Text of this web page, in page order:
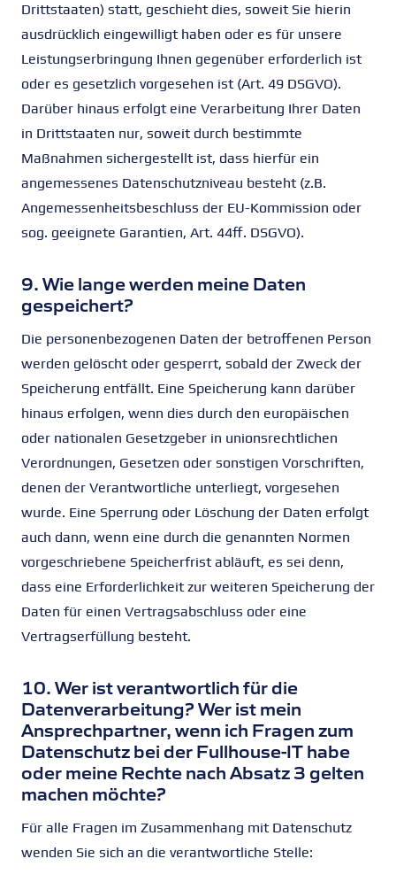
Drittstaaten) statt, geschieht dies, soweit Sie hierin
ausdrücklich eingewilligt haben oder es für unsere
Leistungserbringung Ihnen gegenüber erforderlich ist
oder es gesetzlich vorgesehen ist (Art. 49 DSGVO).
Darüber hinaus erfolgt eine Verarbeitung Ihrer Daten
in Drittstaaten nur, soweit durch bestimmte
Maßnahmen sichergestellt ist, dass hierfür ein
angemessenes Datenschutzniveau besteht (z.B.
Angemessenheitsbeschluss der EU-Kommission oder
sog. geeignete Garantien, Art. 44ff. DSGVO).
9. Wie lange werden meine Daten
gespeichert?
Die personenbezogenen Daten der betroffenen Person
werden gelöscht oder gesperrt, sobald der Zweck der
Speicherung entfällt. Eine Speicherung kann darüber
hinaus erfolgen, wenn dies durch den europäischen
oder nationalen Gesetzgeber in unionsrechtlichen
Verordnungen, Gesetzen oder sonstigen Vorschriften,
denen der Verantwortliche unterliegt, vorgesehen
wurde. Eine Sperrung oder Löschung der Daten erfolgt
auch dann, wenn eine durch die genannten Normen
vorgeschriebene Speicherfrist abläuft, es sei denn,
dass eine Erforderlichkeit zur weiteren Speicherung der
Daten für einen Vertragsabschluss oder eine
Vertragserfüllung besteht.
10. Wer ist verantwortlich für die
Datenverarbeitung? Wer ist mein
Ansprechpartner, wenn ich Fragen zum
Datenschutz bei der Fullhouse-IT habe
oder meine Rechte nach Absatz 3 gelten
machen möchte?
Für alle Fragen im Zusammenhang mit Datenschutz
wenden Sie sich an die verantwortliche Stelle: